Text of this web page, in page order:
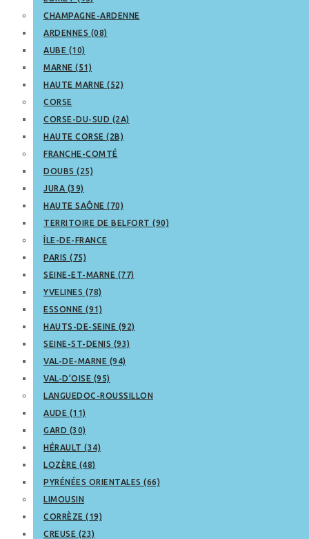
CHAMPAGNE-ARDENNE
ARDENNES (08)
AUBE (10)
MARNE (51)
HAUTE MARNE (52)
CORSE
CORSE-DU-SUD (2A)
HAUTE CORSE (2B)
FRANCHE-COMTÉ
DOUBS (25)
JURA (39)
HAUTE SAÔNE (70)
TERRITOIRE DE BELFORT (90)
ÎLE-DE-FRANCE
PARIS (75)
SEINE-ET-MARNE (77)
YVELINES (78)
ESSONNE (91)
HAUTS-DE-SEINE (92)
SEINE-ST-DENIS (93)
VAL-DE-MARNE (94)
VAL-D’OISE (95)
LANGUEDOC-ROUSSILLON
AUDE (11)
GARD (30)
HÉRAULT (34)
LOZÈRE (48)
PYRÉNÉES ORIENTALES (66)
LIMOUSIN
CORRÈZE (19)
CREUSE (23)